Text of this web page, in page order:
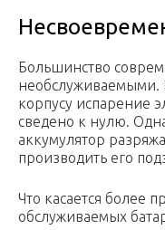
Большинство
необслуживаемыми.
корпусу испарение
сведено к нулю.
аккумулятор
производить его
Что касается более
обслуживаемых